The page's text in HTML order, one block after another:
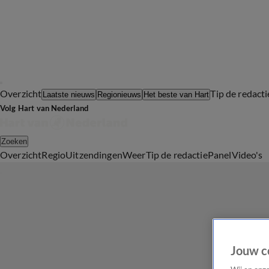
Overzicht Laatste nieuws Regionieuws Het beste van HartTip de
Volg Hart van Nederland
Zoeken
OverzichtRegioUitzendingenWeerTip de redactiePanelVideo's
Jouw